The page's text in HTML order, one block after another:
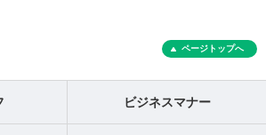
ページトップへ
ビジネスマナー